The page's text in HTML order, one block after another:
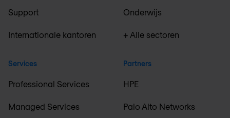
Support
Internationale kantoren
Services
Professional Services
Managed Services
Onderwijs
+ Alle sectoren
Partners
HPE
Palo Alto Networks